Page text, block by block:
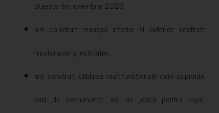
slujește din noiembrie 2025;
am construit manejul interior și exterior, destinat
hipoterapiei și echitației;
am construit clădirea multifuncțională care cuprinde
sală de evenimente, loc de joacă pentru copii,